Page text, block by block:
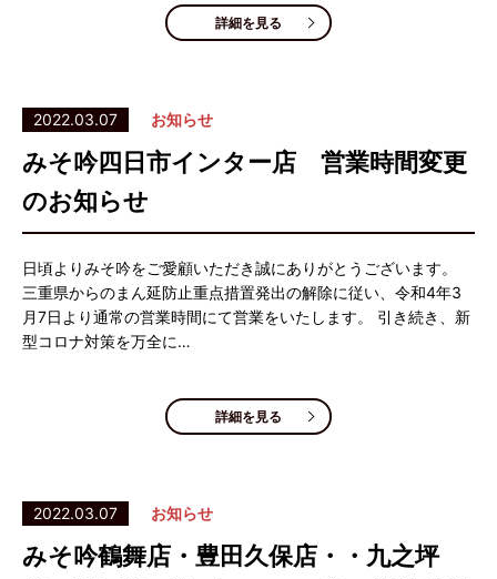
詳細を見る
2022.03.07 お知らせ
みそ吟四日市インター店 営業時間変更
のお知らせ
日頃よりみそ吟をご愛顧いただき誠にありがとうございます。
三重県からのまん延防止重点措置発出の解除に従い、令和4年3
月7日より通常の営業時間にて営業をいたします。 引き続き、新
型コロナ対策を万全に…
詳細を見る
2022.03.07 お知らせ
みそ吟鶴舞店・豊田久保店・・九之坪